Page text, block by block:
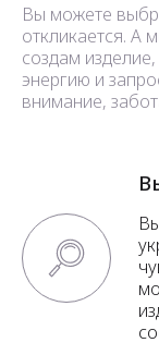
Вы можете
откликается. А
создам
энергию и
внимание,